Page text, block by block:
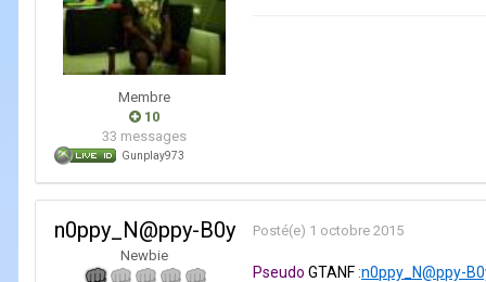
Membre
10
33 messages
Gunplay973
n0ppy_N@ppy-B0y
Newbie
Posté(e) 1 octobre 2015
Pseudo GTANF:n0ppy_N@ppy-